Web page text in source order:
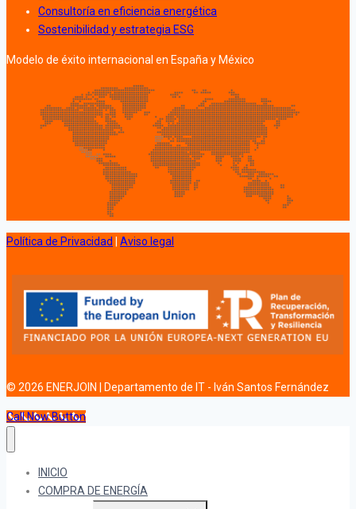
Consultoría en eficiencia energética
Sostenibilidad y estrategia ESG
Modelo de éxito internacional en España y México
Política de Privacidad Aviso legal
© 2026 ENERJOIN | Departamento de IT - Iván Santos Fernández
Call Now Button
INICIO
COMPRA DE ENERGÍA